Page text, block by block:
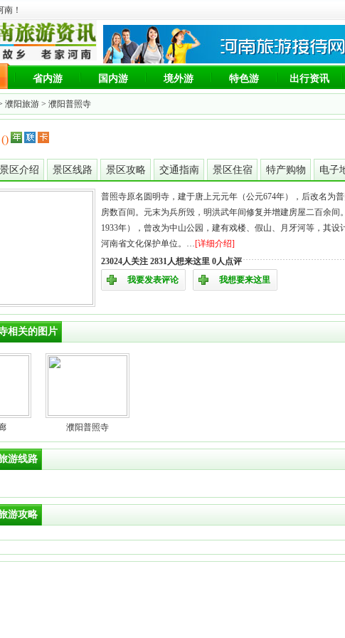
！
省内游 国内游 境外游 特色游 出行资讯
濮阳旅游 > 濮阳普照寺
()
景区介绍 景区线路 景区攻略 交通指南 景区住宿 特产购物 电子
普照寺原名圆明寺，建于唐上元元年（公元674年），后改名为
房数百间。元末为兵所毁，明洪武年间修复并增建房屋二百余间
1933年），曾改为中山公园，建有戏楼、假山、月牙河等，其设
河南省文化保护单位。…[详细介绍]
23024人关注 2831人想来这里 0人点评
我要发表评论
我想要来这里
相关的图片
濮阳普照寺
游线路
游攻略